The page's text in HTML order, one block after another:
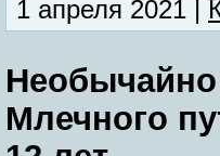
1 апреля 2021 |
Необычайно
Млечного